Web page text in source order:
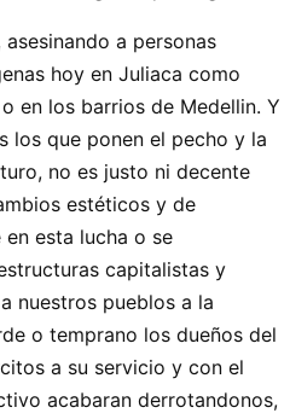
a personas
hoy en Juliaca como
en los barrios de Medellin. Y
los que ponen el pecho y la
no es justo ni decente
estéticos y de
esta lucha o se
capitalistas y
nuestros pueblos a la
o temprano los dueños del
a su servicio y con el
acabaran derrotandonos,